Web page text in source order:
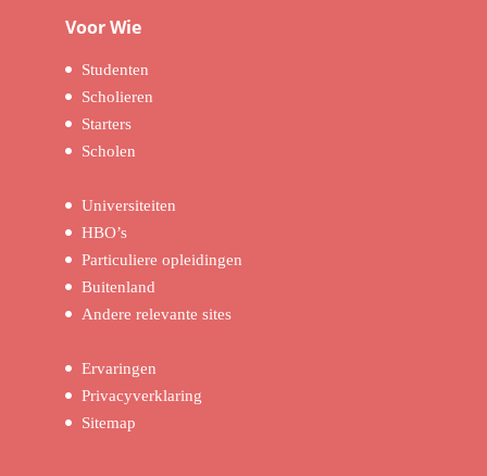
Voor Wie
Studenten
Scholieren
Starters
Scholen
Universiteiten
HBO’s
Particuliere opleidingen
Buitenland
Andere relevante sites
Ervaringen
Privacyverklaring
Sitemap